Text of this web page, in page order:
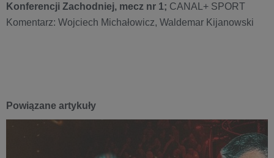
Konferencji Zachodniej, mecz nr 1; CANAL+ SPORT
Komentarz: Wojciech Michałowicz, Waldemar Kijanowski
Powiązane artykuły